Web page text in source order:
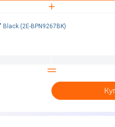
Black (2E-BPN9267BK)